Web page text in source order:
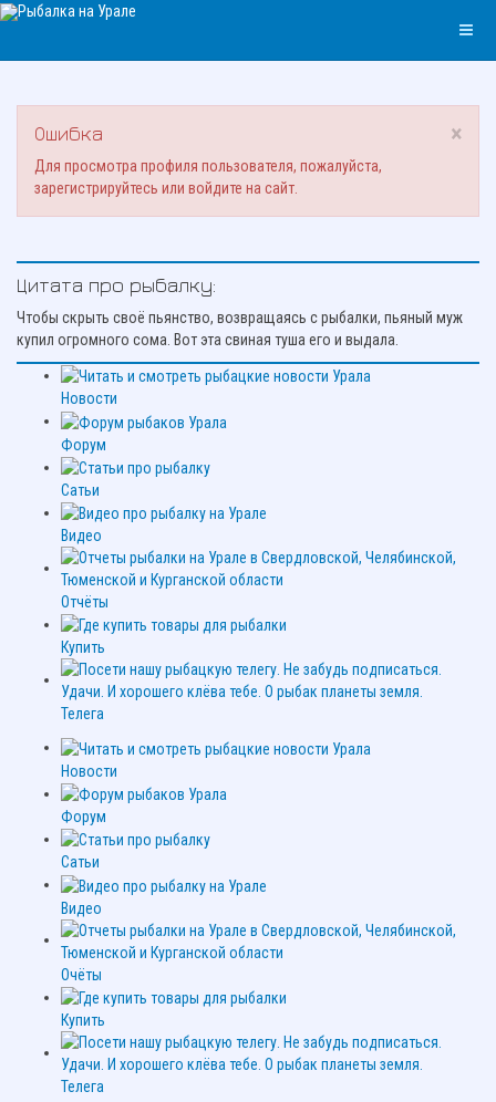
×
Ошибка
Для просмотра профиля пользователя, пожалуйста,
зарегистрируйтесь или войдите на сайт.
Цитата про рыбалку:
Чтобы скрыть своё пьянство, возвращаясь с рыбалки, пьяный муж
купил огромного сома. Вот эта свиная туша его и выдала.
Новости
Форум
Сатьи
Видео
Отчёты
Купить
Телега
Новости
Форум
Сатьи
Видео
Очёты
Купить
Телега